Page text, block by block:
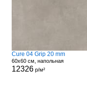
Cure 04 Grip 20 mm
60x60 см, напольная
12326р/м²